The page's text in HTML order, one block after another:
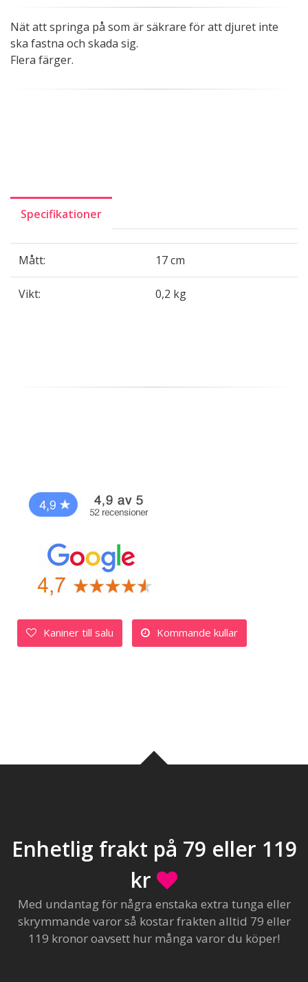
Nät att springa på som är säkrare för att djuret inte
ska fastna och skada sig.
Flera färger.
Specifikationer
Mått: 17 cm
Vikt: 0,2 kg
Kaniner till salu Kommande kullar
Enhetlig frakt på 79 eller 119
kr
Med undantag för några enstaka extra tunga eller
skrymmande varor så kostar frakten alltid 79 eller
119 kronor oavsett hur många varor du köper!